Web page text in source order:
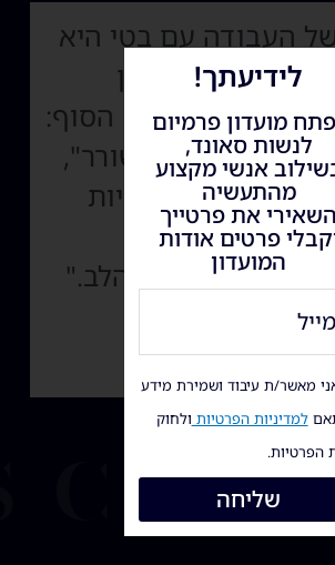
העבודה עם בטי היא
מפגש עם כשרון
שהכל הובן עד הסוף:
"כוונת המשורר",
הגדולים והדקויות
הקטנות.
אותה שפה: שפת הלב."
גב' הדסה שרמן
לידיעתך!
מועדון פרמיום
לנשות סאונד,
אנשי מקצוע
מהתעשיה
השאירי את פרטייך
פרטים אודות
המועדון
מאשר/ת עיבוד ושמירת מידע
למדיניות הפרטיות ולחוק
הפרטיות.
שליחה